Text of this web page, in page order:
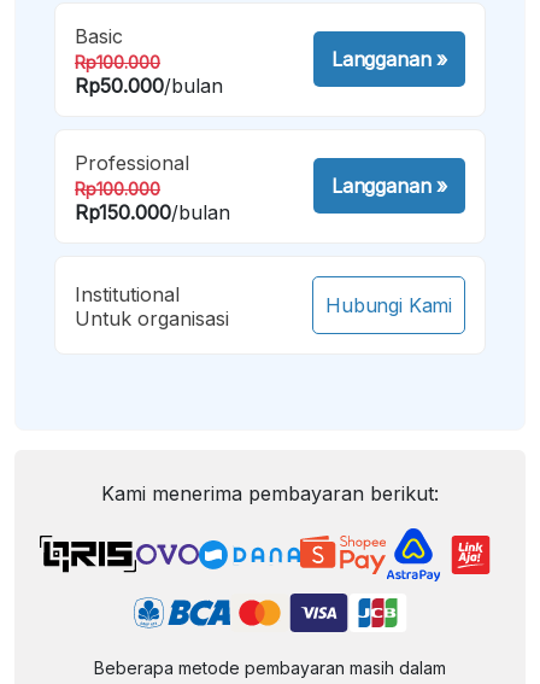
Basic
Rp100.000
Rp50.000/bulan
Langganan»
Professional
Rp100.000
Rp150.000/bulan
Langganan»
Institutional
Untuk organisasi
Hubungi Kami
Kami menerima pembayaran berikut:
Beberapa metode pembayaran masih dalam